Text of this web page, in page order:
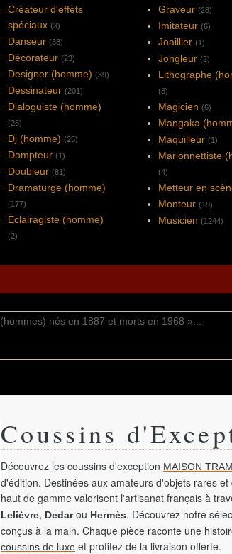
Créateur d'effets
spéciaux (3)
Danseur (38)
Décorateur (23)
Designer (homme) (39)
Dessinateur (201)
Dialoguiste (homme)
(26)
Dj (homme) (25)
Dompteur (1)
Doubleur (81)
Dramaturge (homme)
(177)
Éclairagiste (homme)
(2)
Graveur (28)
Imitateur (6)
Joaillier (1)
Jongleur (2)
Lithographe
(8)
Magicien (6)
Mangaka
Maquilleur (1)
Marionnettiste
(4)
Metteur en
Monteur (19)
Musicien (1244)
Coussins
Découvrez les coussins d'exception MAISON
d'édition. Destinées aux amateurs d'objets rares
haut de gamme valorisent l'artisanat français à
Lelièvre, Dedarou Hermès. Découvrez notre
conçus à la main. Chaque pièce raconte une
coussins de luxe et profitez de la livraison offerte.